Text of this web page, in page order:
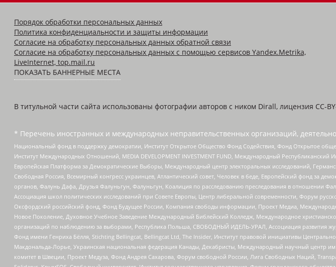
Порядок обработки персональных данных
Политика конфиденциальности и защиты информации
Согласие на обработку персональных данных обратной связи
Согласие на обработку персональных данных с помощью сервисов Yandex.Metrika,
LiveInternet, top.mail.ru
ПОКАЗАТЬ БАННЕРНЫЕ МЕСТА
В титульной части сайта использованы фотографии авторов с ником Dirall, лицензия CC-
* Перечень иностранных и международных неправительственных организаций,
Национальный фонд в поддержку демократии, Институт Открытое Общество Фонд Содействия, Фонд Открытое
Институт Международных Отношений, MEDIA DEVELOPMENT INVESTMENT FUND, Международный
Европейская Платформа за Демократические Выборы, Международный центр электоральных исследований,
Свободная Россия, Всемирный конгресс украинцев, Атлантический совет, Человек в беде, Европейский фонд за
органов, Фалунь Дафа, Друзья Фалуньгун, Фалуньгун, Коалиция по расследованию преследования в отношении
Ассоциация школ политических исследований при Совете Европы, Центр либеральной современности, Форум
Оксфордский российский фонд, Фонд Будущее России, Компания свободы информации, Проект Медиа,
Новое Поколение, Духовное Учебное Заведение Международный Библейский Колледж, Международное
организаций по наблюдению за выборами, Республика Польша, СВОБОДНЫЙ ИДЕЛЬ-УРАЛ, Ассоциация развития
Фонд имени Генриха Бёлля, Stichting Bellingcat, Bellingcat Ltd, The Insider, Институт правовой инициативы
Макдональда-Лорье, Украинская национальная федерация Канады, Декабристы, Международный научный центр
комитет в Швеции, Проект Медуза, Фонд Андрея Сахарова, Форум свободной России, Лига Свободных Наций,